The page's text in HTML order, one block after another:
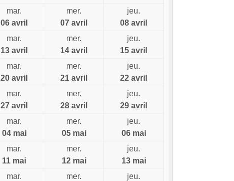
mar.
06 avril
mer.
07 avril
jeu.
08 avril
mar.
13 avril
mer.
14 avril
jeu.
15 avril
mar.
20 avril
mer.
21 avril
jeu.
22 avril
mar.
27 avril
mer.
28 avril
jeu.
29 avril
mar.
04 mai
mer.
05 mai
jeu.
06 mai
mar.
11 mai
mer.
12 mai
jeu.
13 mai
mar.
mer.
jeu.